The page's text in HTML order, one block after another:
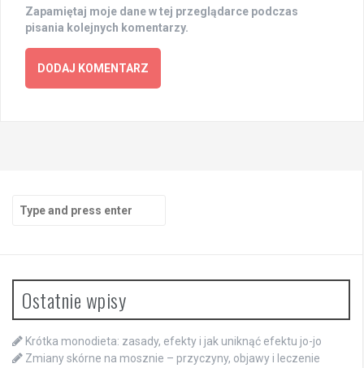
Zapamiętaj moje dane w tej przeglądarce podczas
pisania kolejnych komentarzy.
Search
for:
Ostatnie wpisy
Krótka monodieta: zasady, efekty i jak uniknąć efektu jo-jo
Zmiany skórne na mosznie – przyczyny, objawy i leczenie